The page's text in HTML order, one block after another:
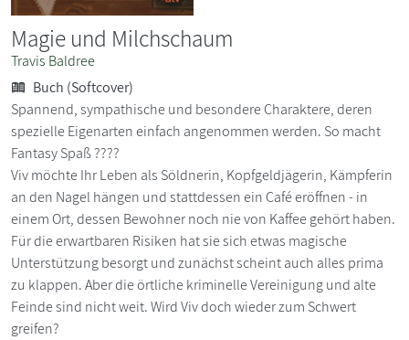
Magie und Milchschaum
Travis Baldree
Buch (Softcover)
Spannend, sympathische und besondere Charaktere, deren
spezielle Eigenarten einfach angenommen werden. So macht
Fantasy Spaß ????
Viv möchte Ihr Leben als Söldnerin, Kopfgeldjägerin, Kämpferin
an den Nagel hängen und stattdessen ein Café eröffnen - in
einem Ort, dessen Bewohner noch nie von Kaffee gehört haben.
Für die erwartbaren Risiken hat sie sich etwas magische
Unterstützung besorgt und zunächst scheint auch alles prima
zu klappen. Aber die örtliche kriminelle Vereinigung und alte
Feinde sind nicht weit. Wird Viv doch wieder zum Schwert
greifen?